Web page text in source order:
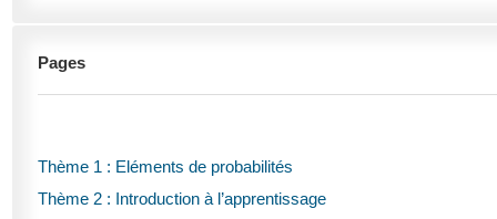
Pages
Thème 1 : Eléments de probabilités
Thème 2 : Introduction à l’apprentissage